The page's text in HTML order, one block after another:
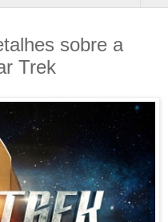
sobre a
Trek